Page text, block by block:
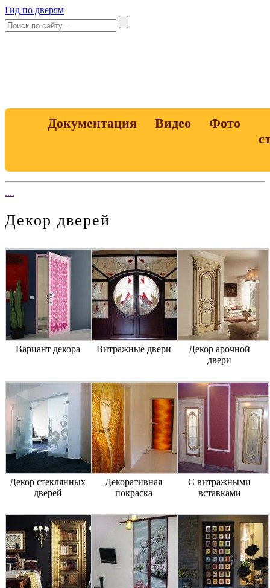
Гид по дверям
Документация Видео
Фото
....
Декор дверей
Вариант декора Витражные двери
Декор арочной
двери
Декор стеклянных
дверей
Декоративная
покраска
С витражными
вставками